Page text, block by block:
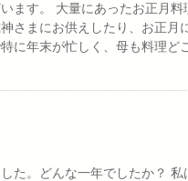
ます。 大量にあったお正月
さまにお供えしたり、お正
に年末が忙しく、母も料理
た。どんな一年でしたか？